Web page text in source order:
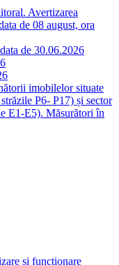
Avertizarea
de 08 august, ora
de 30.06.2026
imobilelor situate
P6- P17) și sector
E1-E5). Măsurători în
și funcționare